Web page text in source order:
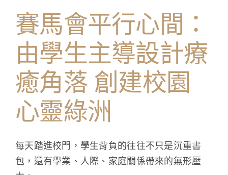
賽馬會平行心間：
由學生主導設計療
癒角落 創建校園
心靈綠洲
每天踏進校門，學生背負的往往不只是沉重書
包，還有學業、人際、家庭關係帶來的無形壓